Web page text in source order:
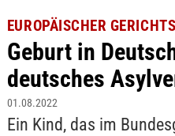
EUROPÄISCHER
Geburt in
deutsches
01.08.2022
Ein Kind, das im